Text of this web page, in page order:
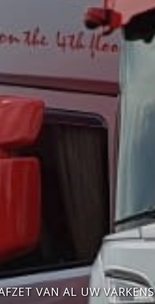
VAN AL UW VARKENS